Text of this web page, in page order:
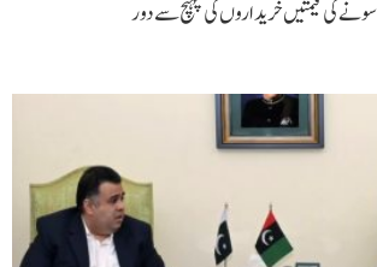
کی قیمتیں خریداروں کی پہنچ سے دور